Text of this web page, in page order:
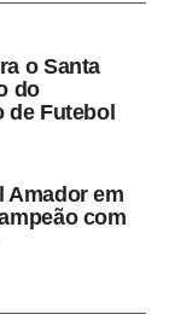
o Santa
do
de Futebol
Amador em
com